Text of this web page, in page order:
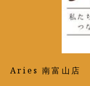
Aries 南富山店